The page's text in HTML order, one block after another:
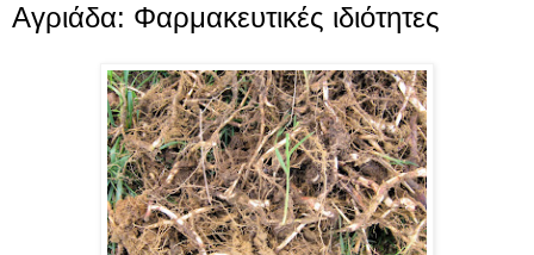
Αγριάδα: Φαρμακευτικές ιδιότητες